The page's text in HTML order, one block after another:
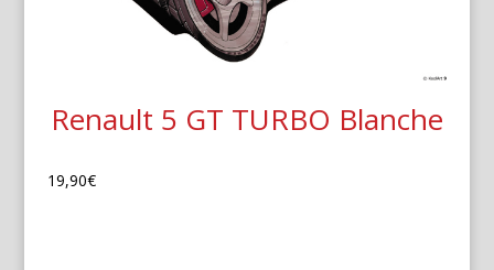
Renault 5 GT TURBO Blanche
19,90€